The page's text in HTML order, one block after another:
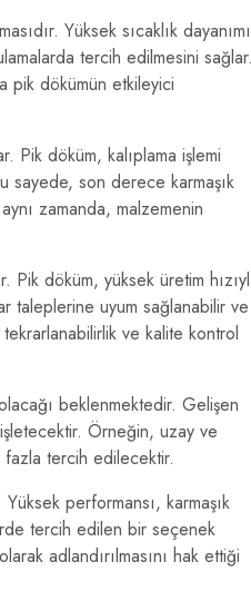
Yüksek sıcaklık
tercih edilmesini
pik dökümün etkileyici
Pik döküm, kalıplama işlemi
sayede, son derece karmaşık
zamanda, malzemenin
Pik döküm, yüksek üretim
taleplerine uyum sağlanabilir ve
ve kalite kontrol
beklenmektedir. Gelişen
Örneğin, uzay ve
tercih edilecektir.
performansı, karmaşık
tercih edilen bir seçenek
adlandırılmasını hak ettiği